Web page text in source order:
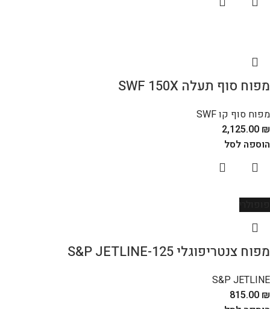
מפוח סוף תעלה SWF 150X
מפוח סוף קו SWF
2,125.00 ₪
הוספה לסל
מפוח צנטריפוגלי S&P JETLINE-125
S&P JETLINE
815.00 ₪